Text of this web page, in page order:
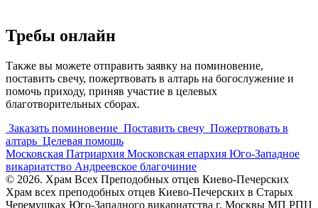
Требы онлайн
Также вы можете отправить заявку на поминовение,
поставить свечу, пожертвовать в алтарь на богослужение и
помочь приходу, приняв участие в целевых
благотворительных сборах.
Заказать поминовение Поставить свечу Пожертвовать в
алтарь Целевая помощь
Московская Патриархия Московская епархия Юго-Западное
викариатство Андреевское благочиние
© 2026. Храм Всех Преподобных отцев Киево-Печерских
Храм всех преподобных отцев Киево-Печерских в Старых
Черемушках Юго-Западного викариатства г. Москвы МП РПЦ